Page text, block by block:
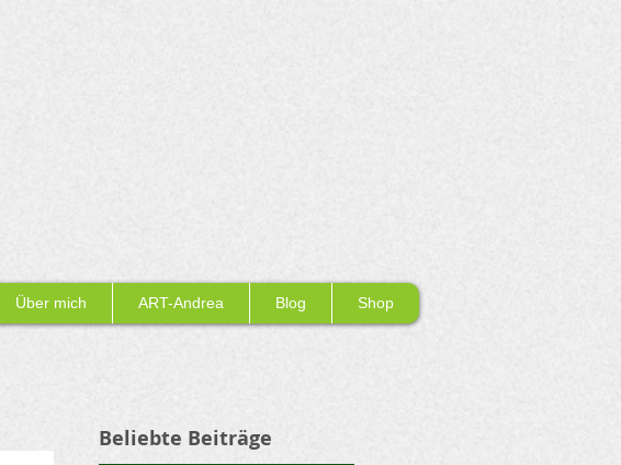
Über mich ART-Andrea Blog Shop
Beliebte Beiträge